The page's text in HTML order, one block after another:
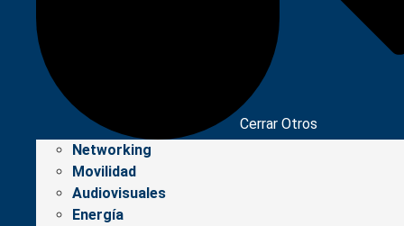
Cerrar Otros
Networking
Movilidad
Audiovisuales
Energía